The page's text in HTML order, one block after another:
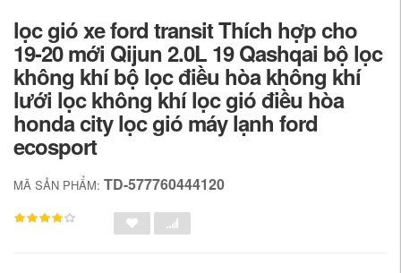
lọc gió xe ford transit Thích hợp cho
19-20 mới Qijun 2.0L 19 Qashqai bộ lọc
không khí bộ lọc điều hòa không khí
lưới lọc không khí lọc gió điều hòa
honda city lọc gió máy lạnh ford
ecosport
MÃ SẢN PHẨM: TD-577760444120